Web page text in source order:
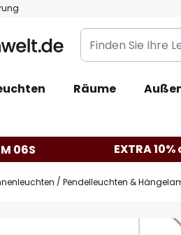
Finden
Sie
Leuchte...
Räume
05S EXTRA
Pendelleuchten &